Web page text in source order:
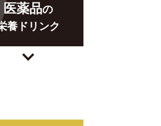
医薬品の
養ドリンク